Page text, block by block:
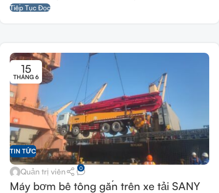
Tiếp Tục Đọc
15
THÁNG 6
TIN TỨC
Quản trị viên 0
Máy bơm bê tông gắn trên xe tải SANY